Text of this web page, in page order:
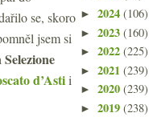
se, skoro
jsem si
d’Astii
► 2024 (106)
► 2023 (160)
► 2022 (225)
► 2021 (239)
► 2020 (239)
► 2019 (238)